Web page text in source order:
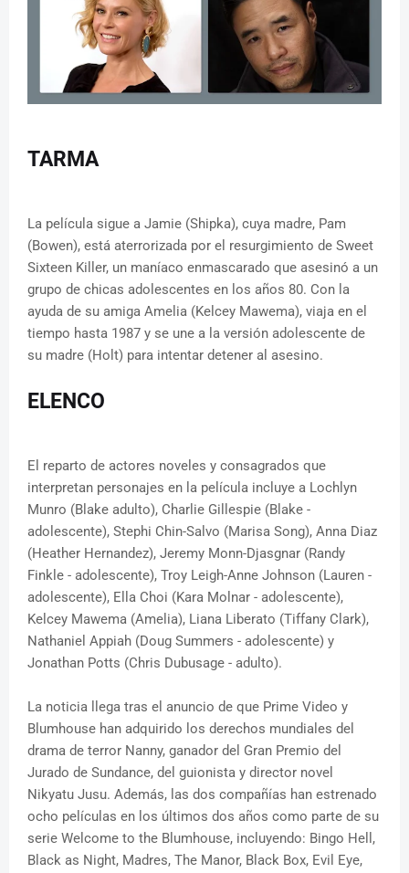
TARMA
La película sigue a Jamie (Shipka), cuya madre, Pam
(Bowen), está aterrorizada por el resurgimiento de Sweet
Sixteen Killer, un maníaco enmascarado que asesinó a un
grupo de chicas adolescentes en los años 80. Con la
ayuda de su amiga Amelia (Kelcey Mawema), viaja en el
tiempo hasta 1987 y se une a la versión adolescente de
su madre (Holt) para intentar detener al asesino.
ELENCO
El reparto de actores noveles y consagrados que
interpretan personajes en la película incluye a Lochlyn
Munro (Blake adulto), Charlie Gillespie (Blake -
adolescente), Stephi Chin-Salvo (Marisa Song), Anna Diaz
(Heather Hernandez), Jeremy Monn-Djasgnar (Randy
Finkle - adolescente), Troy Leigh-Anne Johnson (Lauren -
adolescente), Ella Choi (Kara Molnar - adolescente),
Kelcey Mawema (Amelia), Liana Liberato (Tiffany Clark),
Nathaniel Appiah (Doug Summers - adolescente) y
Jonathan Potts (Chris Dubusage - adulto).
La noticia llega tras el anuncio de que Prime Video y
Blumhouse han adquirido los derechos mundiales del
drama de terror Nanny, ganador del Gran Premio del
Jurado de Sundance, del guionista y director novel
Nikyatu Jusu. Además, las dos compañías han estrenado
ocho películas en los últimos dos años como parte de su
serie Welcome to the Blumhouse, incluyendo: Bingo Hell,
Black as Night, Madres, The Manor, Black Box, Evil Eye,